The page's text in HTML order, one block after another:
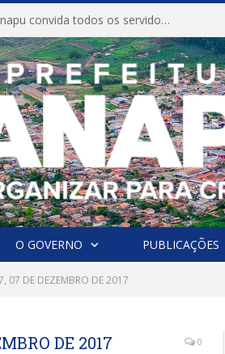
CONVITE A Prefeitura Municipal de Anapu convida todos os servidores públicos municipais para participarem da Audiência Pública de discussão da Lei de Diretrizes Orçamentárias (LDO), importante instrumento de planejamento das ações e investimentos da Administração Pública para o próximo exercício financeiro.
O GOVERNO PUBLICAÇÕES
07 DE DEZEMBRO DE 2017
DE 2017 0